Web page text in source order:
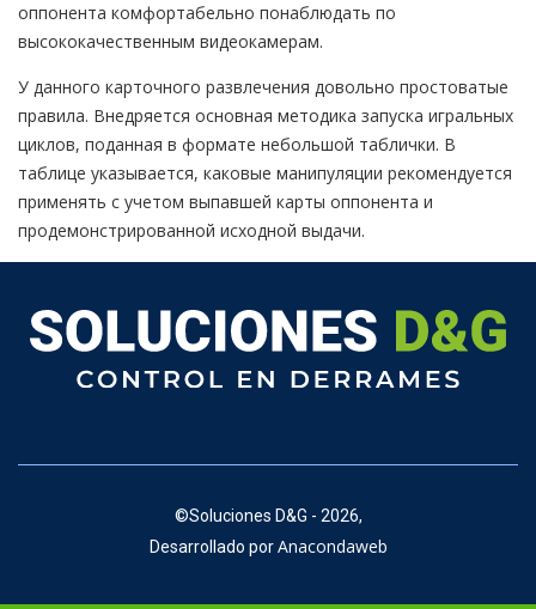
оппонента комфортабельно понаблюдать по
высококачественным видеокамерам.
У данного карточного развлечения довольно простоватые
правила. Внедряется основная методика запуска игральных
циклов, поданная в формате небольшой таблички. В
таблице указывается, каковые манипуляции рекомендуется
применять с учетом выпавшей карты оппонента и
продемонстрированной исходной выдачи.
©Soluciones D&G - 2026,
Desarrollado por Anacondaweb